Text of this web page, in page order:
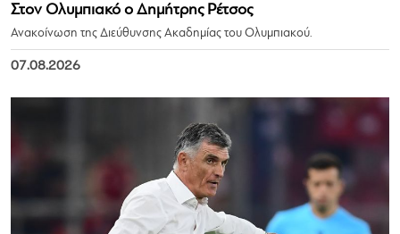
Στον Ολυμπιακό ο Δημήτρης Ρέτσος
Ανακοίνωση της Διεύθυνσης Ακαδημίας του Ολυμπιακού.
07.08.2026